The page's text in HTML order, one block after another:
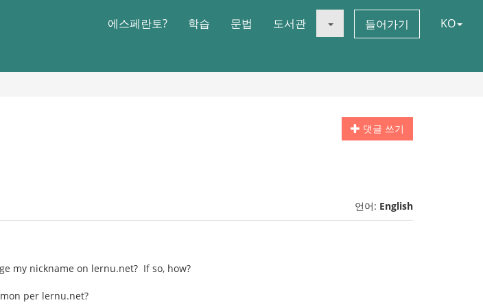
에스페란토? 학습 문법 도서관 들어가기 KO
댓글 쓰기
언어: English
my nickname on lernu.net? If so, how?
per lernu.net?